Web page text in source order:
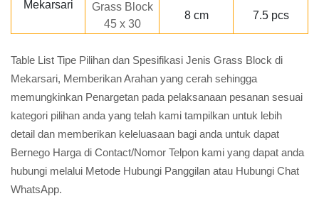
Grass Block
45 x 30
8 cm 7.5 pcs
Table List Tipe Pilihan dan Spesifikasi Jenis Grass Block di
Mekarsari, Memberikan Arahan yang cerah sehingga
memungkinkan Penargetan pada pelaksanaan pesanan sesuai
kategori pilihan anda yang telah kami tampilkan untuk lebih
detail dan memberikan keleluasaan bagi anda untuk dapat
Bernego Harga di Contact/Nomor Telpon kami yang dapat anda
hubungi melalui Metode Hubungi Panggilan atau Hubungi Chat
WhatsApp.